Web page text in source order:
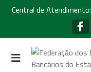
Central de Atendimento: